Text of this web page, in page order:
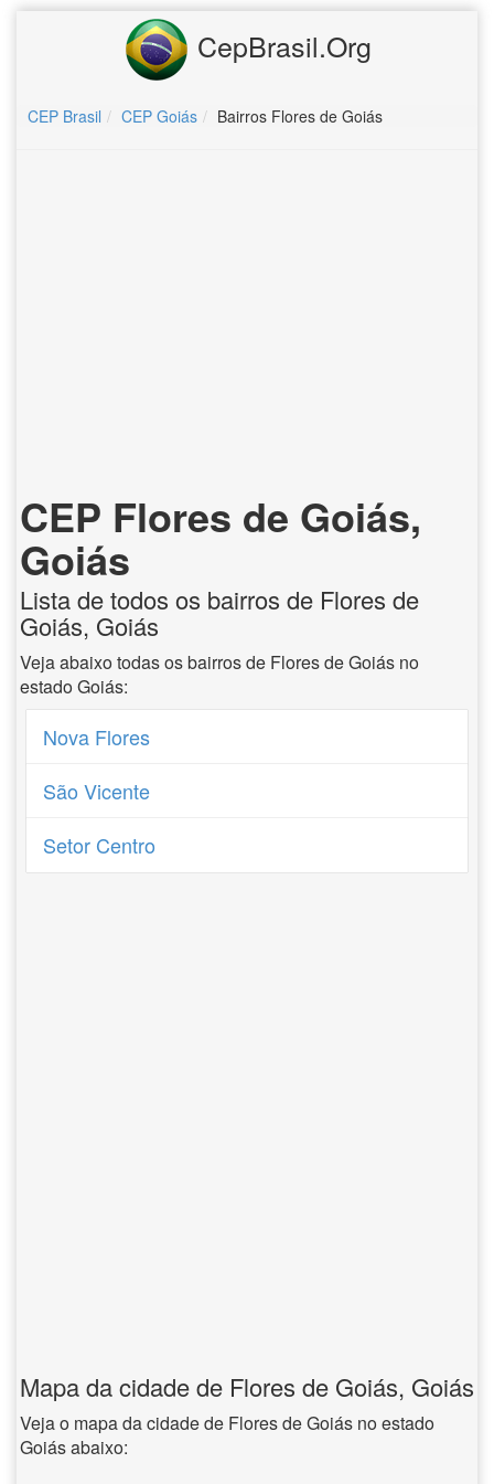
CepBrasil.Org
CEP Brasil CEP Goiás Bairros Flores de Goiás
CEP Flores de Goiás,
Goiás
Lista de todos os bairros de Flores de
Goiás, Goiás
Veja abaixo todas os bairros de Flores de Goiás no
estado Goiás:
Nova Flores
São Vicente
Setor Centro
Mapa da cidade de Flores de Goiás, Goiás
Veja o mapa da cidade de Flores de Goiás no estado
Goiás abaixo: